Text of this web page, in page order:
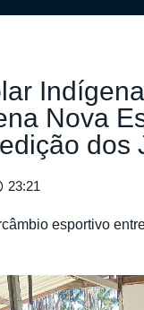
Nova
23:21
esportivo